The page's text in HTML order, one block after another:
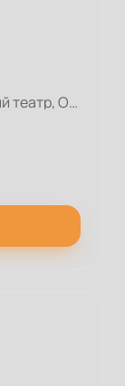
Санкт-Петербург, Александринский театр, Основная сцена